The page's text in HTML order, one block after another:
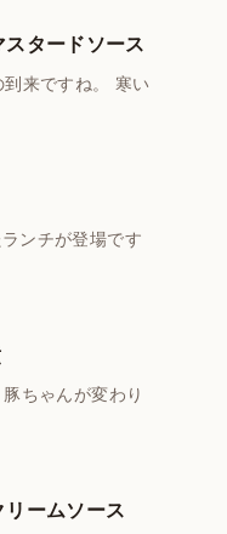
タードソース
来ですね。 寒い
ンチが登場です
ちゃんが変わり
ームソース